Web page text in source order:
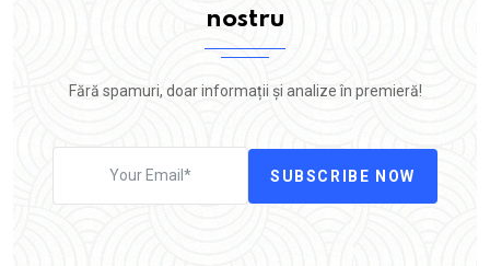
nostru
Fără spamuri, doar informații și analize în premieră!
SUBSCRIBE NOW